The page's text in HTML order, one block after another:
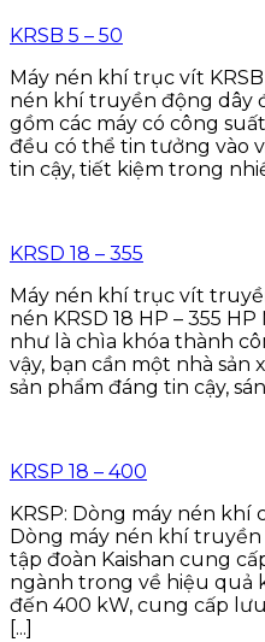
KRSB 5 – 50
Máy nén khí trục vít
nén khí truyền động dây
gồm các máy có công
đều có thể tin tưởng vào
tin cậy, tiết kiệm trong
KRSD 18 – 355
Máy nén khí trục vít
nén KRSD 18 HP – 355
như là chìa khóa thành
vậy, bạn cần một nhà sản
sản phẩm đáng tin cậy,
KRSP 18 – 400
KRSP: Dòng máy nén khí
Dòng máy nén khí
tập đoàn Kaishan cung
ngành trong về hiệu quả
đến 400 kW, cung cấp
[...]